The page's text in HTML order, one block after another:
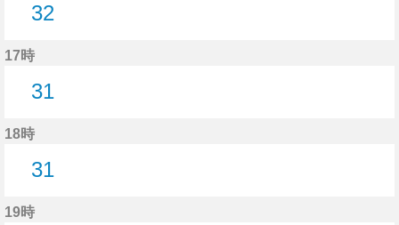
32
17時
31
18時
31
19時